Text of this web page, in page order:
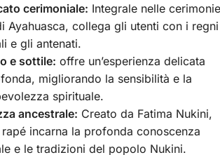
cerimoniale: Integrale nelle cerimonie
Ayahuasca, collega gli utenti con i regni
e gli antenati.
e sottile: offre un’esperienza delicata
migliorando la sensibilità e la
spirituale.
ancestrale: Creato da Fatima Nukini,
incarna la profonda conoscenza
e le tradizioni del popolo Nukini.